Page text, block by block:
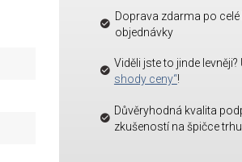
Doprava zdarma po
objednávky
Viděli jste to jinde levněji?
shody ceny“!
Důvěryhodná kvalita
zkušeností na špičce trhu